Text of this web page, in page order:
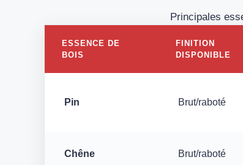
Principales
ESSENCE DE
BOIS
FINITION
DISPONIBLE
Pin Brut/raboté
Chêne Brut/raboté